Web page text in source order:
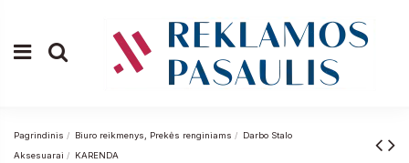
Pagrindinis Biuro reikmenys, Prekės renginiams
Darbo Stalo
Aksesuarai
KARENDA